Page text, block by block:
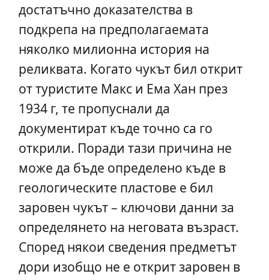
достатъчно доказателства в
подкрепа на предполагаемата
няколко милионна история на
реликвата. Когато чукът бил открит
от туристите Макс и Ема Хан през
1934 г, те пропуснали да
документират къде точно са го
открили. Поради тази причина не
може да бъде определено къде в
геологическите пластове е бил
заровен чукът – ключови данни за
определянето на неговата възраст.
Според някои сведения предметът
дори изобщо не е открит заровен в